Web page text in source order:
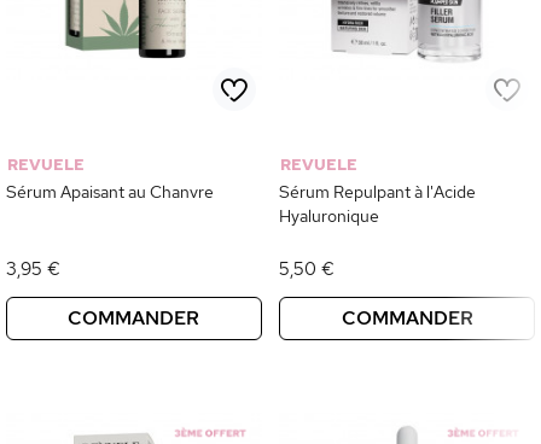
REVUELE
Sérum Apaisant au Chanvre
3,95 €
COMMANDER
REVUELE
Sérum Repulpant à l'Acide
Hyaluronique
5,50 €
COMMANDER